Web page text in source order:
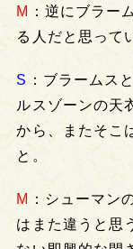
M
：逆にブラー
る人だと思って
S ：ブラームス
ルスゾーンの天
から、またそこ
と。
M
：シューマン
はまた違うと思